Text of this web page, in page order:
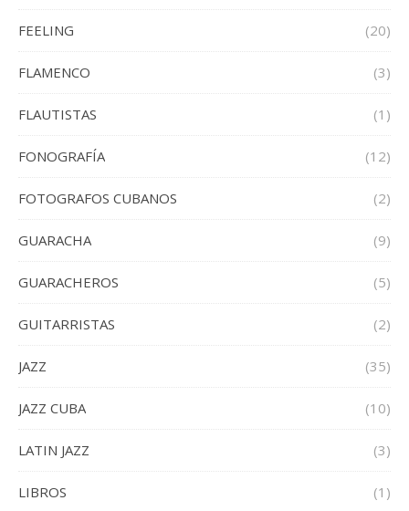
FEELING (20)
FLAMENCO (3)
FLAUTISTAS (1)
FONOGRAFÍA (12)
FOTOGRAFOS CUBANOS (2)
GUARACHA (9)
GUARACHEROS (5)
GUITARRISTAS (2)
JAZZ (35)
JAZZ CUBA (10)
LATIN JAZZ (3)
LIBROS (1)